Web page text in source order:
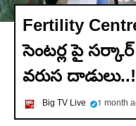
Fertility
సెంటర్ల పై
వరుస దాడులు..!
Big TV Live 1 month